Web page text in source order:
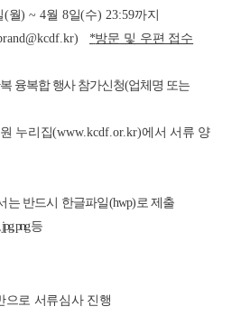
(월) ~ 4월 8일(수) 23:59까지
*방문 및 우편 접수
융복합 행사 참가신청(업체명 또는
누리집(www.kcdf.or.kr)에서 서류 양
는 반드시 한글파일(hwp)로 제출
jpg, png등
으로 서류심사 진행